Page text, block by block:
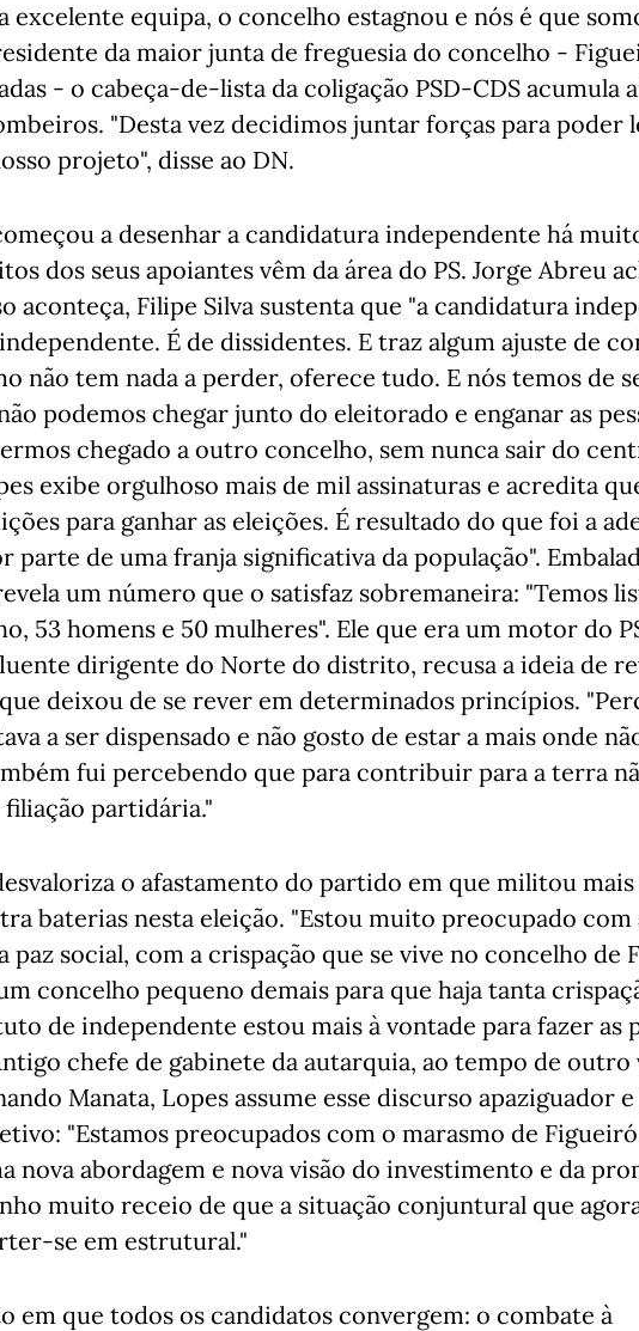
excelente equipa, o concelho estagnou e nós é que
da maior junta de freguesia do concelho -
- o cabeça-de-lista da coligação PSD-CDS acumula
"Desta vez decidimos juntar forças para poder
projeto", disse ao DN.
a desenhar a candidatura independente há
dos seus apoiantes vêm da área do PS. Jorge Abreu
aconteça, Filipe Silva sustenta que "a candidatura
É de dissidentes. E traz algum ajuste de
não tem nada a perder, oferece tudo. E nós temos de
podemos chegar junto do eleitorado e enganar as
chegado a outro concelho, sem nunca sair do
exibe orgulhoso mais de mil assinaturas e acredita
para ganhar as eleições. É resultado do que foi a
parte de uma franja significativa da população".
um número que o satisfaz sobremaneira: "Temos
53 homens e 50 mulheres". Ele que era um motor do
dirigente do Norte do distrito, recusa a ideia de
deixou de se rever em determinados princípios.
a ser dispensado e não gosto de estar a mais onde
fui percebendo que para contribuir para a terra
partidária."
o afastamento do partido em que militou mais
baterias nesta eleição. "Estou muito preocupado com
paz social, com a crispação que se vive no concelho de
concelho pequeno demais para que haja tanta
de independente estou mais à vontade para fazer as
chefe de gabinete da autarquia, ao tempo de outro
Manata, Lopes assume esse discurso apaziguador e
"Estamos preocupados com o marasmo de
nova abordagem e nova visão do investimento e da
muito receio de que a situação conjuntural que
se em estrutural."
em que todos os candidatos convergem: o combate à